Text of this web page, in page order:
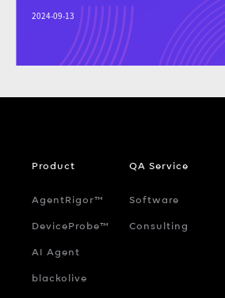
2024-09-13
Product
AgentRigor™
DeviceProbe™
AI Agent
blackolive
QA Service
Software
Consulting